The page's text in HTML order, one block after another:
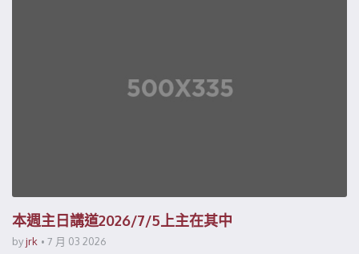
本週主日講道2026/7/5上主在其中
byjrk 7 月 03 2026